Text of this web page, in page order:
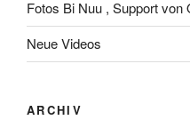
Fotos Bi Nuu , Support von
Neue Videos
ARCHIV